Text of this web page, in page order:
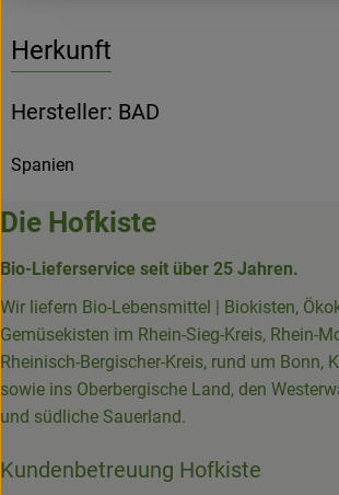
Herkunft
Hersteller: BAD
Spanien
Die Hofkiste
Bio-Lieferservice seit über 25 Jahren.
Wir liefern Bio-Lebensmittel | Biokisten,
Gemüsekisten im Rhein-Sieg-Kreis, Rhein-
Rheinisch-Bergischer-Kreis, rund um Bonn,
sowie ins Oberbergische Land, den
und südliche Sauerland.
Kundenbetreuung Hofkiste